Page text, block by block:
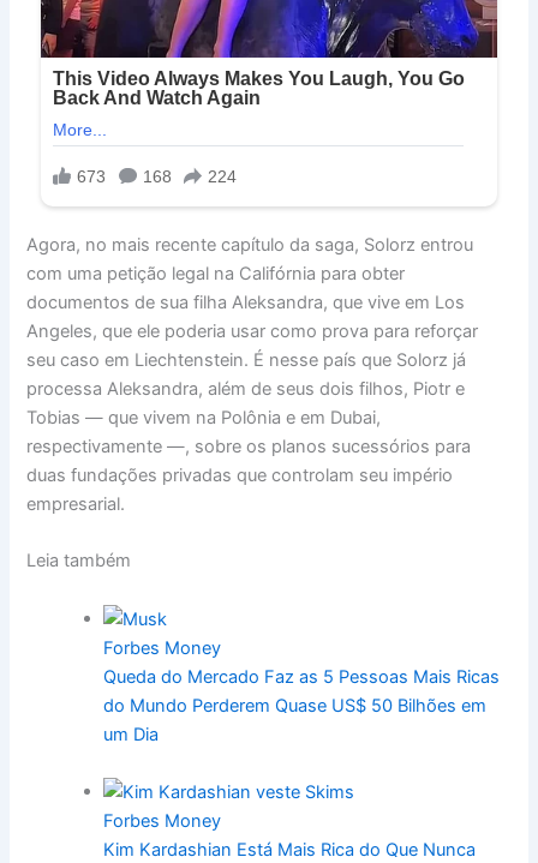
Agora, no mais recente capítulo da saga, Solorz entrou
com uma petição legal na Califórnia para obter
documentos de sua filha Aleksandra, que vive em Los
Angeles, que ele poderia usar como prova para reforçar
seu caso em Liechtenstein. É nesse país que Solorz já
processa Aleksandra, além de seus dois filhos, Piotr e
Tobias — que vivem na Polônia e em Dubai,
respectivamente —, sobre os planos sucessórios para
duas fundações privadas que controlam seu império
empresarial.
Leia também
Forbes Money
Queda do Mercado Faz as 5 Pessoas Mais Ricas
do Mundo Perderem Quase US$ 50 Bilhões em
um Dia
Forbes Money
Kim Kardashian Está Mais Rica do Que Nunca